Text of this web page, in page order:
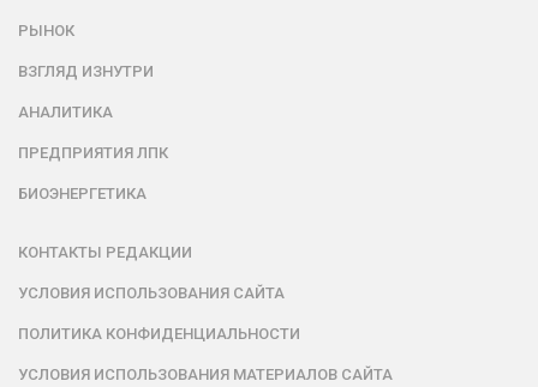
РЫНОК
ВЗГЛЯД ИЗНУТРИ
АНАЛИТИКА
ПРЕДПРИЯТИЯ ЛПК
БИОЭНЕРГЕТИКА
КОНТАКТЫ РЕДАКЦИИ
УСЛОВИЯ ИСПОЛЬЗОВАНИЯ САЙТА
ПОЛИТИКА КОНФИДЕНЦИАЛЬНОСТИ
УСЛОВИЯ ИСПОЛЬЗОВАНИЯ МАТЕРИАЛОВ САЙТА